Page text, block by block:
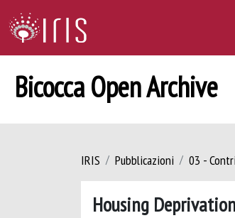
Bicocca Open Archive
IRIS Pubblicazioni 03 -
Housing